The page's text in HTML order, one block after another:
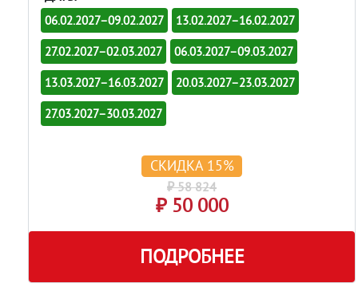
06.02.2027–09.02.2027 13.02.2027–16.02.2027
27.02.2027–02.03.2027 06.03.2027–09.03.2027
13.03.2027–16.03.2027 20.03.2027–23.03.2027
27.03.2027–30.03.2027
СКИДКА 15%
₽ 58 824
₽ 50 000
ПОДРОБНЕЕ